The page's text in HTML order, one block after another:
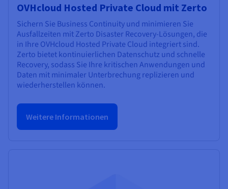
OVHcloud Hosted Private Cloud mit Zerto
Sichern Sie Business Continuity und minimieren Sie
Ausfallzeiten mit Zerto Disaster Recovery-Lösungen, die
in Ihre OVHcloud Hosted Private Cloud integriert sind.
Zerto bietet kontinuierlichen Datenschutz und schnelle
Recovery, sodass Sie Ihre kritischen Anwendungen und
Daten mit minimaler Unterbrechung replizieren und
wiederherstellen können.
Weitere Informationen